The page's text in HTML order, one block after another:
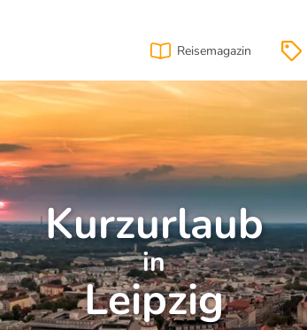
Reisemagazin
Kurzurlaub
in
Leipzig